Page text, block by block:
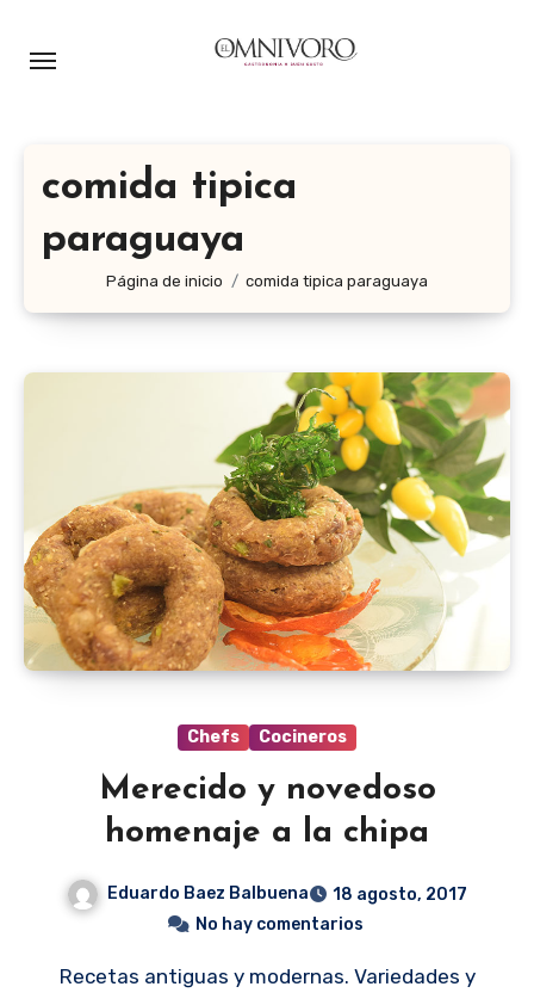
comida tipica
paraguaya
Página de inicio comida tipica paraguaya
Chefs Cocineros
Merecido y novedoso
homenaje a la chipa
Eduardo Baez Balbuena
18 agosto, 2017
No hay comentarios
Recetas antiguas y modernas. Variedades y